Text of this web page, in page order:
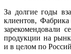
За долгие годы
клиентов,
зарекомендовали
продукции на
и в целом по